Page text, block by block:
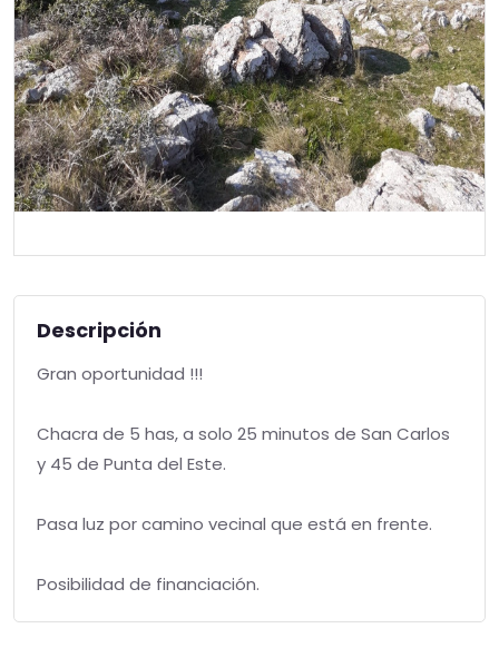
Descripción
Gran oportunidad !!!
Chacra de 5 has, a solo 25 minutos de San Carlos
y 45 de Punta del Este.
Pasa luz por camino vecinal que está en frente.
Posibilidad de financiación.